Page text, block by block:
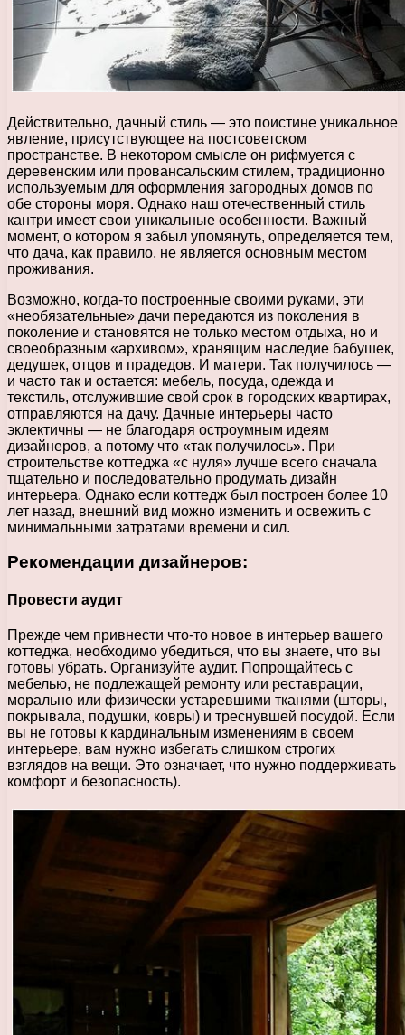
Действительно, дачный стиль — это поистине уникальное
явление, присутствующее на постсоветском
пространстве. В некотором смысле он рифмуется с
деревенским или провансальским стилем, традиционно
используемым для оформления загородных домов по
обе стороны моря. Однако наш отечественный стиль
кантри имеет свои уникальные особенности. Важный
момент, о котором я забыл упомянуть, определяется тем,
что дача, как правило, не является основным местом
проживания.
Возможно, когда-то построенные своими руками, эти
«необязательные» дачи передаются из поколения в
поколение и становятся не только местом отдыха, но и
своеобразным «архивом», хранящим наследие бабушек,
дедушек, отцов и прадедов. И матери. Так получилось —
и часто так и остается: мебель, посуда, одежда и
текстиль, отслужившие свой срок в городских квартирах,
отправляются на дачу. Дачные интерьеры часто
эклектичны — не благодаря остроумным идеям
дизайнеров, а потому что «так получилось». При
строительстве коттеджа «с нуля» лучше всего сначала
тщательно и последовательно продумать дизайн
интерьера. Однако если коттедж был построен более 10
лет назад, внешний вид можно изменить и освежить с
минимальными затратами времени и сил.
Рекомендации дизайнеров:
Провести аудит
Прежде чем привнести что-то новое в интерьер вашего
коттеджа, необходимо убедиться, что вы знаете, что вы
готовы убрать. Организуйте аудит. Попрощайтесь с
мебелью, не подлежащей ремонту или реставрации,
морально или физически устаревшими тканями (шторы,
покрывала, подушки, ковры) и треснувшей посудой. Если
вы не готовы к кардинальным изменениям в своем
интерьере, вам нужно избегать слишком строгих
взглядов на вещи. Это означает, что нужно поддерживать
комфорт и безопасность).